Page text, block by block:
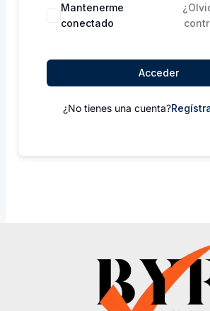
Mantenerme
conectado
Acceder
¿No tienes una cuenta?